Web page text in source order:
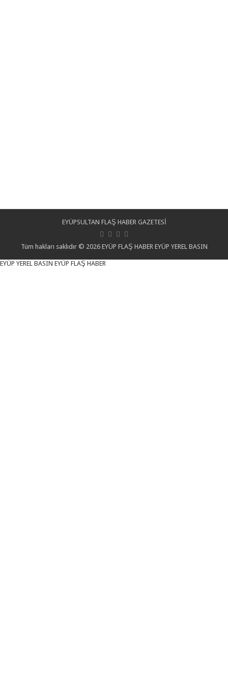
EYÜPSULTAN FLAŞ HABER GAZETESİ
Tüm hakları saklıdır © 2026 EYÜP FLAŞ HABER EYÜP YEREL BASIN
EYÜP YEREL BASIN EYÜP FLAŞ HABER